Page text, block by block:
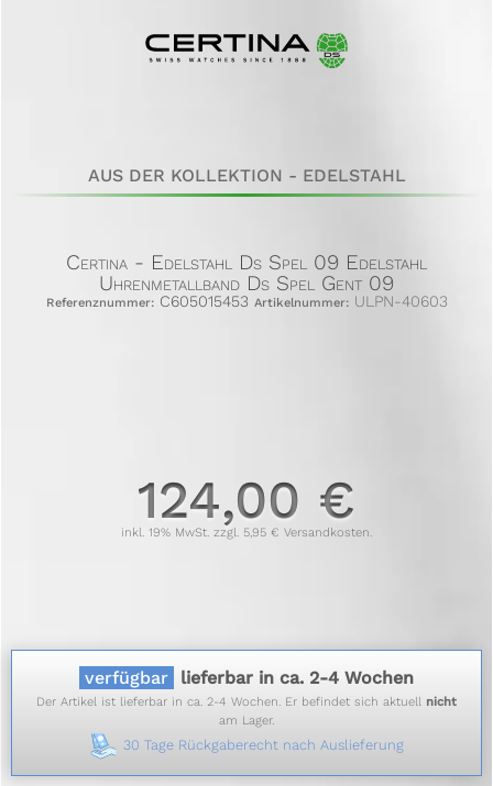
AUS DER KOLLEKTION - EDELSTAHL
Certina - Edelstahl Ds Spel 09 Edelstahl
Uhrenmetallband Ds Spel Gent 09
Referenznummer: C605015453 Artikelnummer:ULPN-40603
124,00 €
inkl. 19% MwSt. zzgl. 5,95 € Versandkosten.
verfügbar lieferbar in ca. 2-4 Wochen
Der Artikel ist lieferbar in ca. 2-4 Wochen. Er befindet sich aktuell nicht
am Lager.
30 Tage Rückgaberecht nach Auslieferung